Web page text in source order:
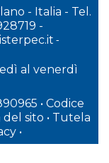
- Italia - Tel.
-
-
al venerdì
• Codice
del sito • Tutela
•